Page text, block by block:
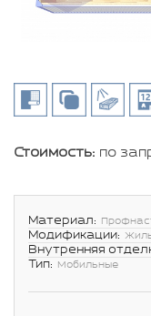
Стоимость: по
Материал:
Модификации:
Внутренняя
Тип: Мобильные